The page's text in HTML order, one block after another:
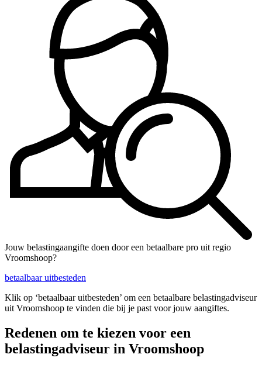
Jouw belastingaangifte doen door een betaalbare pro uit regio
Vroomshoop?
betaalbaar uitbesteden
Klik op ‘betaalbaar uitbesteden’ om een betaalbare belastingadviseur
uit Vroomshoop te vinden die bij je past voor jouw aangiftes.
Redenen om te kiezen voor een
belastingadviseur in Vroomshoop